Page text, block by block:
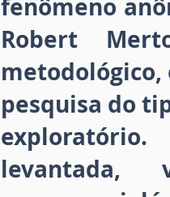
fenômeno
Robert
pesquisa do
levantada,